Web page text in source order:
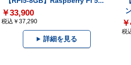
￥33,900
税込￥37,290
詳細を見る
税